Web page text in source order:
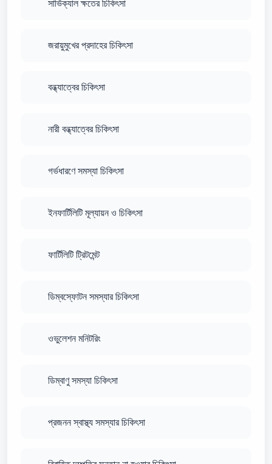
সার্ভিক্যাল ক্ষতের চিকিৎসা
জরায়ুমুখের প্রদাহের চিকিৎসা
বন্ধ্যাত্বের চিকিৎসা
নারী বন্ধ্যাত্বের চিকিৎসা
গর্ভধারণে সমস্যা চিকিৎসা
ইনফার্টিলিটি মূল্যায়ন ও চিকিৎসা
ফার্টিলিটি ট্রিটমেন্ট
ডিম্বস্ফোটন সমস্যার চিকিৎসা
ওভুলেশন মনিটরিং
ডিম্বাণু সমস্যা চিকিৎসা
প্রজনন স্বাস্থ্য সমস্যার চিকিৎসা